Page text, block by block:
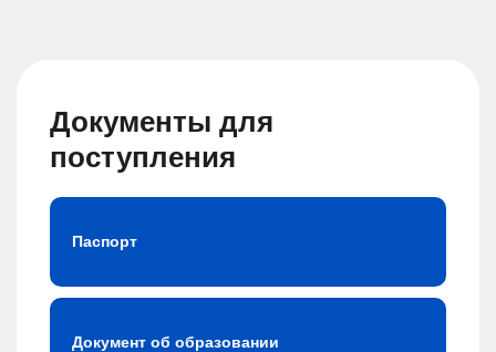
Документы для
поступления
Паспорт
Документ об образовании